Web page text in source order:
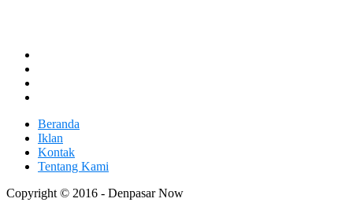
Beranda
Iklan
Kontak
Tentang Kami
Copyright © 2016 - Denpasar Now